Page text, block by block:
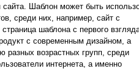
Шаблон может быть
среди них, например, сайт с
шаблона с первого
с современным дизайном, а
разных возрастных групп, среди
интернета, а именно